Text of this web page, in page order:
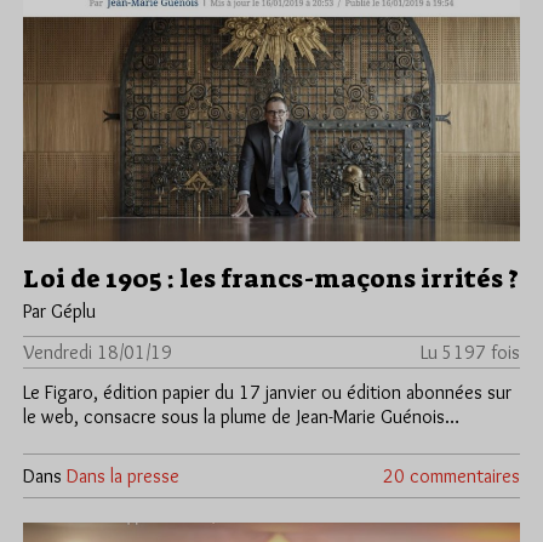
Loi de 1905 : les francs-maçons irrités ?
Par Géplu
Vendredi 18/01/19
Lu 5197 fois
Le Figaro, édition papier du 17 janvier ou édition abonnées sur
le web, consacre sous la plume de Jean-Marie Guénois…
Dans Dans la presse 20 commentaires